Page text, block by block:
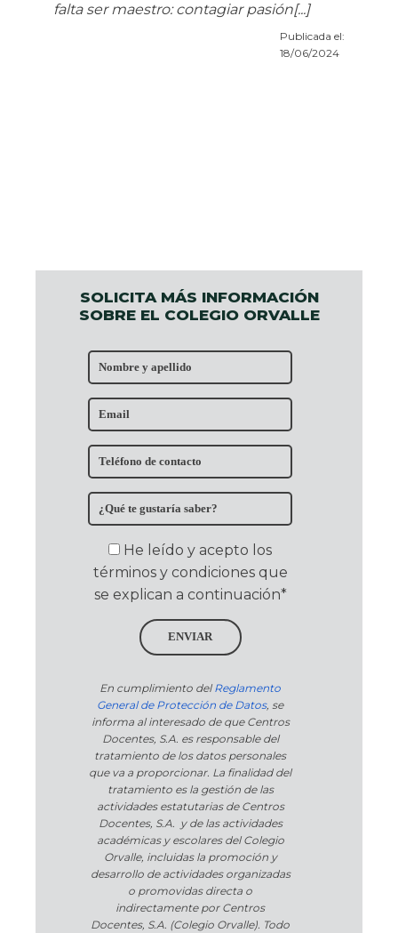
SOLICITA MÁS INFORMACIÓN
SOBRE EL COLEGIO ORVALLE
He leído y acepto los
términos y condiciones que
se explican a continuación*
ENVIAR
En cumplimiento delReglamento
General de Protección de Datos, se
informa al interesado de que Centros
Docentes, S.A. es responsable del
tratamiento de los datos personales
que va a proporcionar. La finalidad del
tratamiento es la gestión de las
actividades estatutarias de Centros
Docentes, S.A. y de las actividades
académicas y escolares del Colegio
Orvalle, incluidas la promoción y
desarrollo de actividades organizadas
o promovidas directa o
indirectamente por Centros
Docentes, S.A. (Colegio Orvalle). Todo
falta ser maestro: contagiar pasión[...]
Publicada el:
18/06/2024